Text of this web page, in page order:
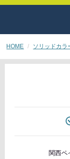
HOME ソリッドカラ
関西